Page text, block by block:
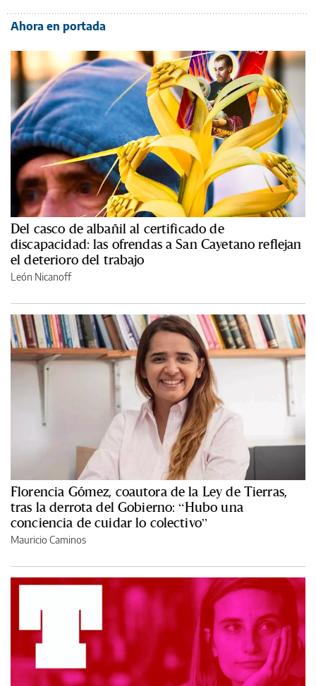
Ahora en portada
Del casco de albañil al certificado de
discapacidad: las ofrendas a San Cayetano reflejan
el deterioro del trabajo
León Nicanoff
Florencia Gómez, coautora de la Ley de Tierras,
tras la derrota del Gobierno: “Hubo una
conciencia de cuidar lo colectivo”
Mauricio Caminos